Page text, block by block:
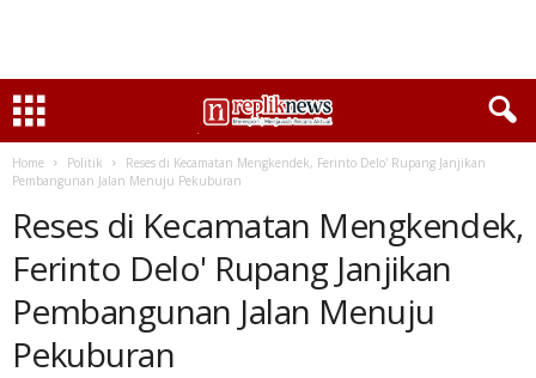
Home Politik
Reses di Kecamatan Mengkendek, Ferinto Delo' Rupang Janjikan
Pembangunan Jalan Menuju Pekuburan
Reses di Kecamatan Mengkendek,
Ferinto Delo' Rupang Janjikan
Pembangunan Jalan Menuju
Pekuburan